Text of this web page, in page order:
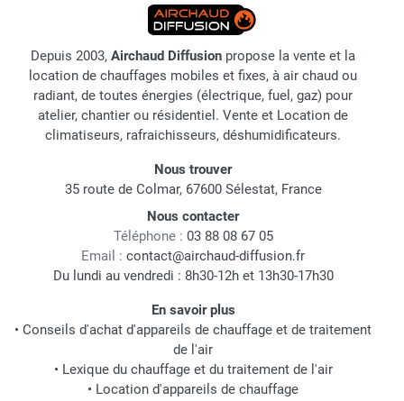
Depuis 2003, Airchaud Diffusion propose la vente et la
location de chauffages mobiles et fixes, à air chaud ou
radiant, de toutes énergies (électrique, fuel, gaz) pour
atelier, chantier ou résidentiel. Vente et Location de
climatiseurs, rafraichisseurs, déshumidificateurs.
Nous trouver
35 route de Colmar, 67600 Sélestat, France
Nous contacter
Téléphone : 03 88 08 67 05
Email : contact@airchaud-diffusion.fr
Du lundi au vendredi : 8h30-12h et 13h30-17h30
En savoir plus
• Conseils d'achat d'appareils de chauffage et de traitement
de l'air
• Lexique du chauffage et du traitement de l'air
• Location d'appareils de chauffage